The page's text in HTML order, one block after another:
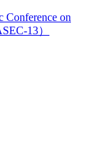
Conference on
13）